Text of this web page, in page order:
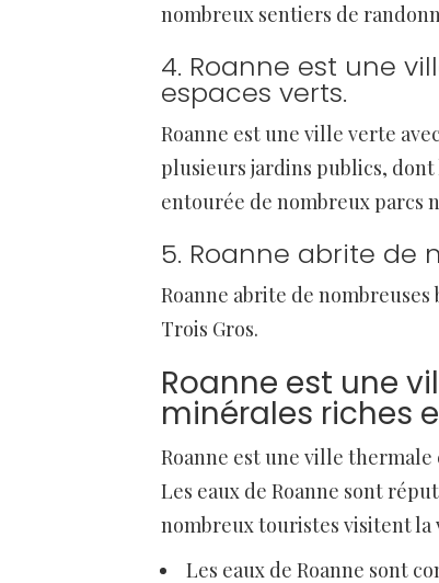
nombreux sentiers de
4. Roanne est une
espaces verts.
Roanne est une ville verte
plusieurs jardins publics, dont
entourée de nombreux parcs
5. Roanne abrite de
Roanne abrite de
Trois Gros.
Roanne est une
minérales riches
Roanne est une ville
Les eaux de Roanne sont
nombreux touristes visitent la
Les eaux de Roanne sont